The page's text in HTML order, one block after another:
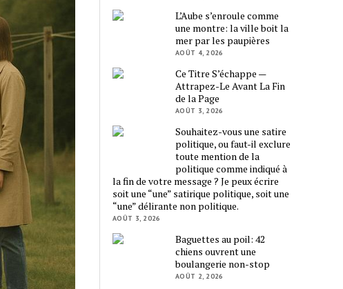
L’Aube s’enroule comme
une montre: la ville boit la
mer par les paupières
AOÛT 4, 2026
Ce Titre S’échappe —
Attrapez-Le Avant La Fin
de la Page
AOÛT 3, 2026
Souhaitez-vous une satire
politique, ou faut-il exclure
toute mention de la
politique comme indiqué à
la fin de votre message ? Je peux écrire
soit une “une” satirique politique, soit une
“une” délirante non politique.
AOÛT 3, 2026
Baguettes au poil: 42
chiens ouvrent une
boulangerie non-stop
AOÛT 2, 2026